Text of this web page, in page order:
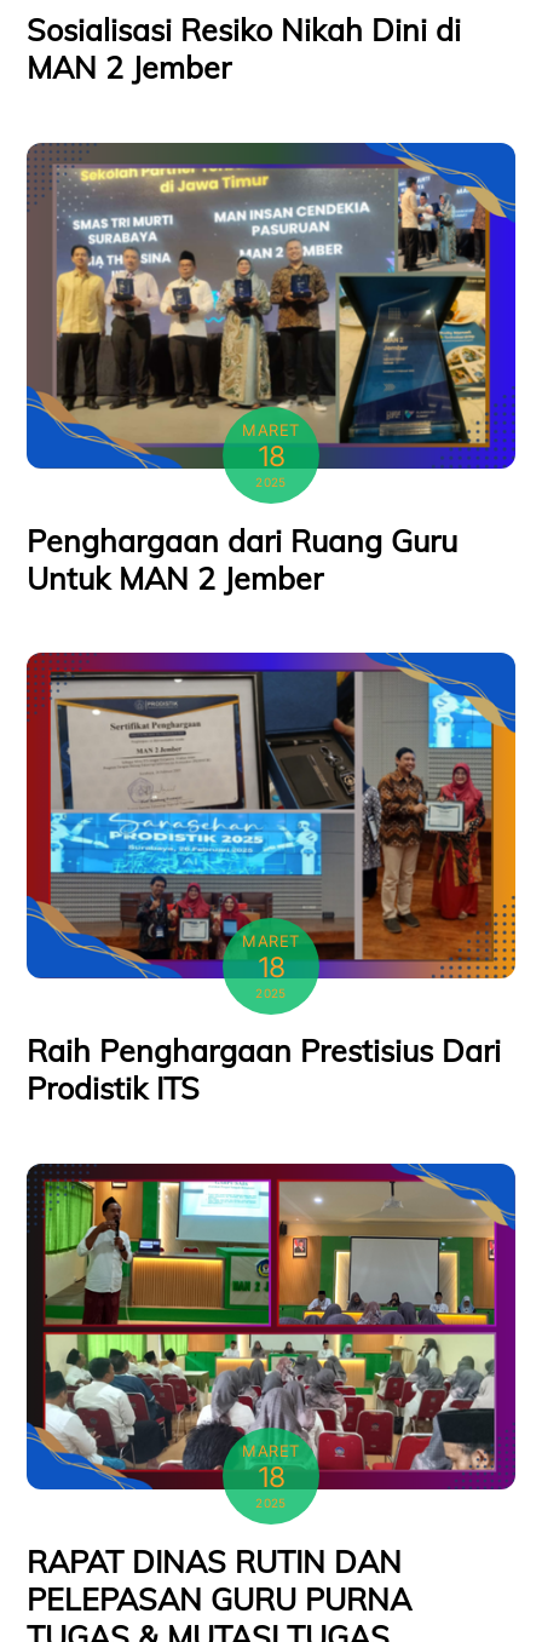
Sosialisasi Resiko Nikah Dini di
MAN 2 Jember
MARET
18
2025
Penghargaan dari Ruang Guru
Untuk MAN 2 Jember
MARET
18
2025
Raih Penghargaan Prestisius Dari
Prodistik ITS
MARET
18
2025
RAPAT DINAS RUTIN DAN
PELEPASAN GURU PURNA